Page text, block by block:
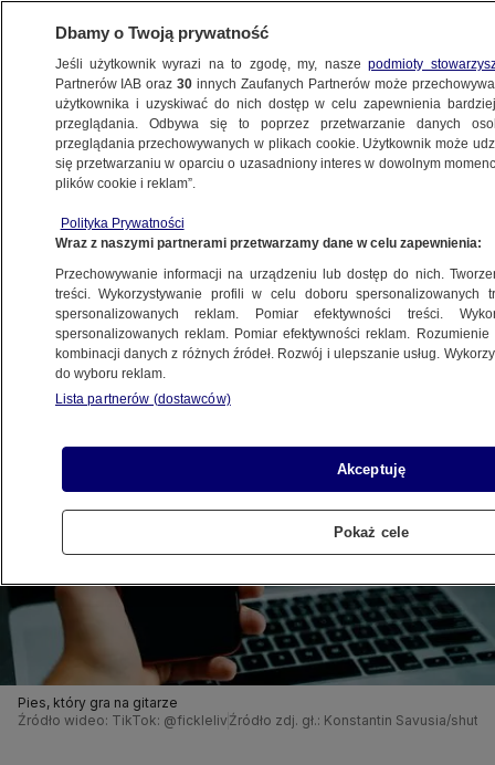
CIEKAWOSTKI
roku. Makijaż, kreatywna lampa
i gigantyczny kot
8.12.2023, 11:56
Udostępnij
Pies, który gra na gitarze
Źródło wideo: TikTok: @fickleliv Źródło zdj. gł.: Konstantin Savusia/
Dbamy o Twoją prywatność
Jeśli użytkownik wyrazi na to zgodę, my, naszepodmioty
Partnerów IAB oraz30 innych Zaufanych Partnerów może
użytkownika i uzyskiwać do nich dostęp w celu zapewnienia
przeglądania. Odbywa się to poprzez przetwarzanie danych
przeglądania przechowywanych w plikach cookie. Użytkownik może
się przetwarzaniu w oparciu o uzasadniony interes w dowolnym
plików cookie i reklam”.
Polityka Prywatności
Wraz z naszymi partnerami przetwarzamy dane w celu zapewnienia:
Przechowywanie informacji na urządzeniu lub dostęp do nich.
treści. Wykorzystywanie profili w celu doboru spersonalizowanych
spersonalizowanych reklam. Pomiar efektywności treści.
spersonalizowanych reklam. Pomiar efektywności reklam.
kombinacji danych z różnych źródeł. Rozwój i ulepszanie usług.
do wyboru reklam.
Lista partnerów (dostawców)
Akceptuję
Pokaż cele